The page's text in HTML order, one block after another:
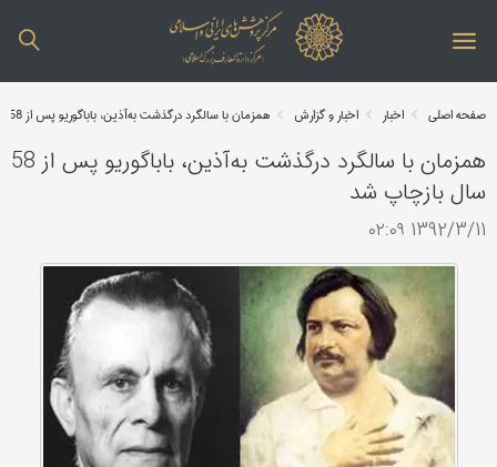
صفحه اصلی اخبار اخبار و گزارش همزمان با سالگرد درگذشت به‌آذین، باباگوریو پس از 58 سال بازچاپ شد
همزمان با سالگرد درگذشت به‌آذین، باباگوریو پس از 58
سال بازچاپ شد
1392/3/11 ۰۲:۰۹